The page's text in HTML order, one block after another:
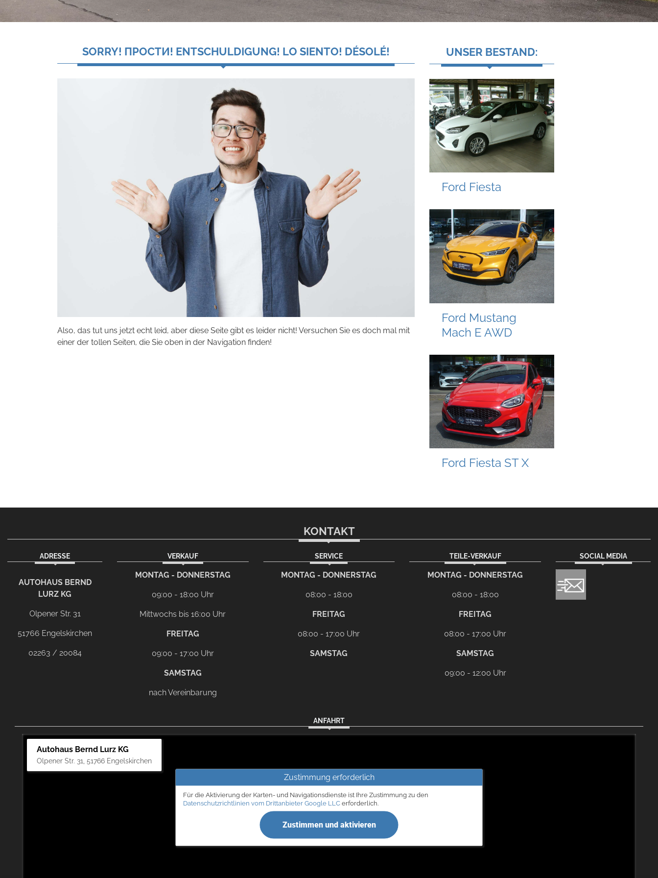
SORRY! ПРОСТИ! ENTSCHULDIGUNG! LO SIENTO! DÉSOLÉ!
Also, das tut uns jetzt echt leid, aber diese Seite gibt es leider nicht! Versuchen Sie es doch mal mit
einer der tollen Seiten, die Sie oben in der Navigation finden!
UNSER BESTAND:
Ford Fiesta
Ford Mustang
Mach E AWD
Ford Fiesta ST X
KONTAKT
ADRESSE
AUTOHAUS BERND
LURZ KG
Olpener Str. 31
51766 Engelskirchen
02263 / 20084
VERKAUF
MONTAG - DONNERSTAG
09:00 - 18:00 Uhr
Mittwochs bis 16:00 Uhr
FREITAG
09:00 - 17:00 Uhr
SAMSTAG
nach Vereinbarung
SERVICE
MONTAG - DONNERSTAG
08:00 - 18:00
FREITAG
08:00 - 17:00 Uhr
SAMSTAG
TEILE-VERKAUF
MONTAG - DONNERSTAG
08:00 - 18:00
FREITAG
08:00 - 17:00 Uhr
SAMSTAG
09:00 - 12:00 Uhr
SOCIAL MEDIA
ANFAHRT
Autohaus Bernd Lurz KG
Olpener Str. 31, 51766 Engelskirchen
Zustimmung erforderlich
Für die Aktivierung der Karten- und Navigationsdienste ist Ihre Zustimmung zu den
Datenschutzrichtlinien vom Drittanbieter Google LLCerforderlich.
Zustimmen und aktivieren